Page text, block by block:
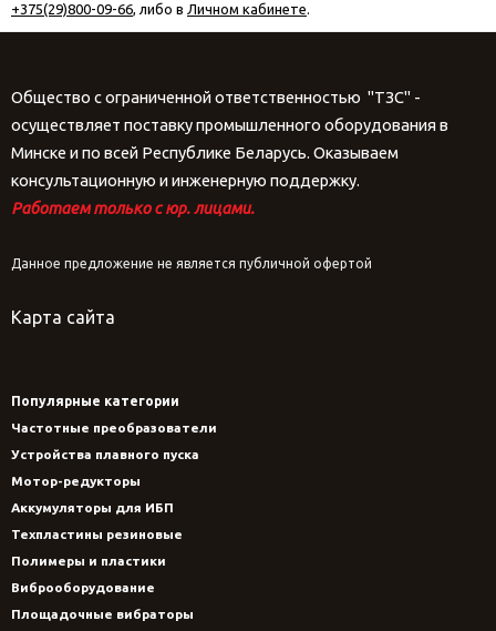
+375(29)800-09-66, либо в Личном кабинете.
Общество с ограниченной ответственностью "ТЗС" -
осуществляет поставку промышленного оборудования в
Минске и по всей Республике Беларусь. Оказываем
консультационную и инженерную поддержку.
Работаем только с юр. лицами.
Данное предложение не является публичной офертой
Карта сайта
Популярные категории
Частотные преобразователи
Устройства плавного пуска
Мотор-редукторы
Аккумуляторы для ИБП
Техпластины резиновые
Полимеры и пластики
Виброоборудование
Площадочные вибраторы